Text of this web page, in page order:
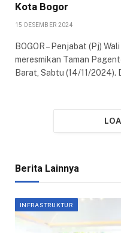
Kota Bogor
15 DESEMBER 2024
BOGOR – Penjabat (Pj)
meresmikan Taman
Barat, Sabtu (14/11/2024).
Berita Lainnya
INFRASTRUKTUR